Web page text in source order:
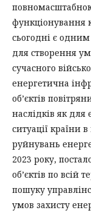
функціонування
сьогодні є
для створення
сучасного
енергетична
об’єктів
наслідків як для
ситуації країни
руйнувань
2023 року,
об’єктів по всій
пошуку
умов захисту